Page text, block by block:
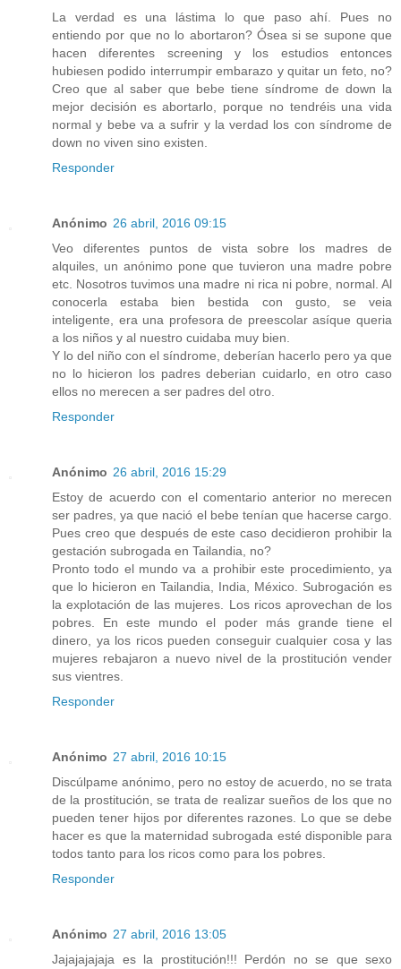
La verdad es una lástima lo que paso ahí. Pues no
entiendo por que no lo abortaron? Ósea si se supone que
hacen diferentes screening y los estudios entonces
hubiesen podido interrumpir embarazo y quitar un feto, no?
Creo que al saber que bebe tiene síndrome de down la
mejor decisión es abortarlo, porque no tendréis una vida
normal y bebe va a sufrir y la verdad los con síndrome de
down no viven sino existen.
Responder
Anónimo 26 abril, 2016 09:15
Veo diferentes puntos de vista sobre los madres de
alquiles, un anónimo pone que tuvieron una madre pobre
etc. Nosotros tuvimos una madre ni rica ni pobre, normal. Al
conocerla estaba bien bestida con gusto, se veia
inteligente, era una profesora de preescolar asíque queria
a los niños y al nuestro cuidaba muy bien.
Y lo del niño con el síndrome, deberían hacerlo pero ya que
no lo hicieron los padres deberian cuidarlo, en otro caso
ellos no merecen a ser padres del otro.
Responder
Anónimo 26 abril, 2016 15:29
Estoy de acuerdo con el comentario anterior no merecen
ser padres, ya que nació el bebe tenían que hacerse cargo.
Pues creo que después de este caso decidieron prohibir la
gestación subrogada en Tailandia, no?
Pronto todo el mundo va a prohibir este procedimiento, ya
que lo hicieron en Tailandia, India, México. Subrogación es
la explotación de las mujeres. Los ricos aprovechan de los
pobres. En este mundo el poder más grande tiene el
dinero, ya los ricos pueden conseguir cualquier cosa y las
mujeres rebajaron a nuevo nivel de la prostitución vender
sus vientres.
Responder
Anónimo 27 abril, 2016 10:15
Discúlpame anónimo, pero no estoy de acuerdo, no se trata
de la prostitución, se trata de realizar sueños de los que no
pueden tener hijos por diferentes razones. Lo que se debe
hacer es que la maternidad subrogada esté disponible para
todos tanto para los ricos como para los pobres.
Responder
Anónimo 27 abril, 2016 13:05
Jajajajajaja es la prostitución!!! Perdón no se que sexo